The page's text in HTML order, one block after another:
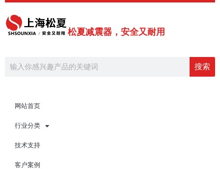
跳
内
松夏减震器，安全又耐用
搜索
网站首页
行业分类
技术支持
客户案例